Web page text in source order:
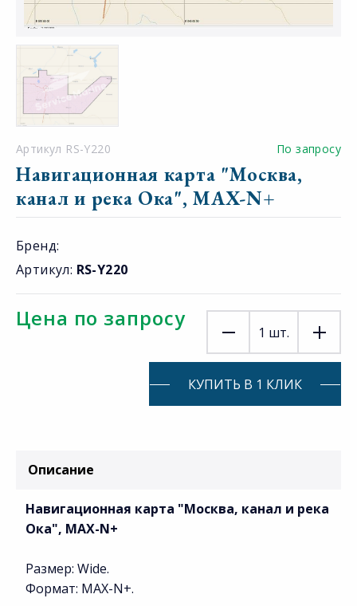
Артикул RS-Y220 По запросу
Навигационная карта "Москва,
канал и река Ока", MAX-N+
Бренд:
Артикул: RS-Y220
Цена по запросу
1 шт.
КУПИТЬ В 1 КЛИК
Описание
Навигационная карта "Москва, канал и река
Ока", MAX-N+
Размер: Wide.
Формат: MAX-N+.